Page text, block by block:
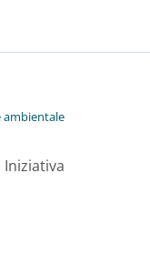
LINGUA:
ambientale
Iniziativa